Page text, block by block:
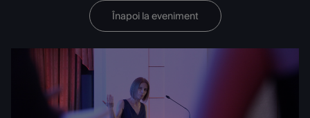
Înapoi la eveniment